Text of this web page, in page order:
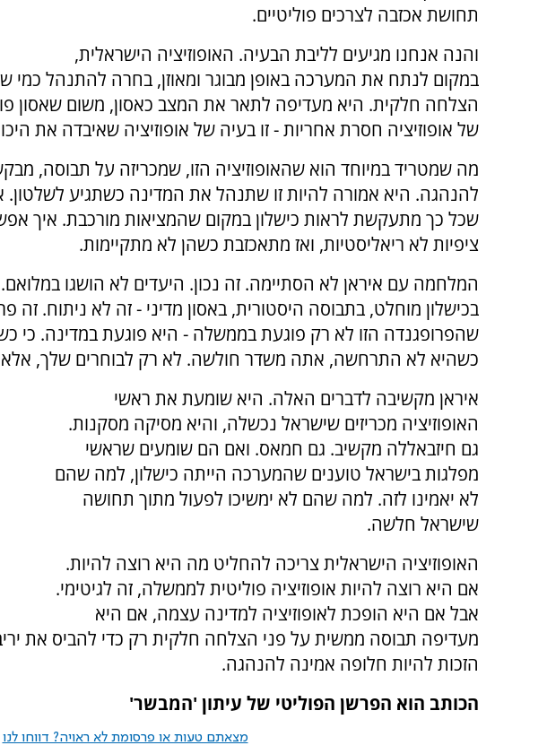
תחושת אכזבה לצרכים פוליטיים.
והנה אנחנו מגיעים לליבת הבעיה. האופוזיציה הישראלית,
במקום לנתח את המערכה באופן מבוגר ומאוזן, בחרה להתנהל כמי
הצלחה חלקית. היא מעדיפה לתאר את המצב כאסון, משום שאסון
של אופוזיציה חסרת אחריות - זו בעיה של אופוזיציה שאיבדה את
מה שמטריד במיוחד הוא שהאופוזיציה הזו, שמכריזה על תבוסה,
להנהגה. היא אמורה להיות זו שתנהל את המדינה כשתגיע
שכל כך מתעקשת לראות כישלון במקום שהמציאות מורכבת. איך
ציפיות לא ריאליסטיות, ואז מתאכזבת כשהן לא מתקיימות.
המלחמה עם איראן לא הסתיימה. זה נכון. היעדים לא הושגו
בכישלון מוחלט, בתבוסה היסטורית, באסון מדיני - זה לא ניתוח. זה
שהפרופגנדה הזו לא רק פוגעת בממשלה - היא פוגעת במדינה. כי
כשהיא לא התרחשה, אתה משדר חולשה. לא רק לבוחרים שלך, אלא
איראן מקשיבה לדברים האלה. היא שומעת את ראשי
האופוזיציה מכריזים שישראל נכשלה, והיא מסיקה מסקנות.
גם חיזבאללה מקשיב. גם חמאס. ואם הם שומעים שראשי
מפלגות בישראל טוענים שהמערכה הייתה כישלון, למה שהם
לא יאמינו לזה. למה שהם לא ימשיכו לפעול מתוך תחושה
שישראל חלשה.
האופוזיציה הישראלית צריכה להחליט מה היא רוצה להיות.
אם היא רוצה להיות אופוזיציה פוליטית לממשלה, זה לגיטימי.
אבל אם היא הופכת לאופוזיציה למדינה עצמה, אם היא
מעדיפה תבוסה ממשית על פני הצלחה חלקית רק כדי להביס את
הזכות להיות חלופה אמינה להנהגה.
הכותב הוא הפרשן הפוליטי של עיתון 'המבשר'
מצאתם טעות או פרסומת לא ראויה? דווחו לנו